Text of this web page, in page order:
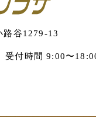
路谷1279-13
受付時間 9:00〜